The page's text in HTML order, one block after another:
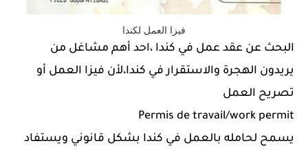
فيزا العمل لكندا
البحث عن عقد عمل في كندا ،احد أهم مشاغل من
يريدون الهجرة والاستقرار في كندا،لأن فيزا العمل أو
تصريح العمل
Permis de travail/work permit
يسمح لحامله بالعمل في كندا بشكل قانوني ويستفاد